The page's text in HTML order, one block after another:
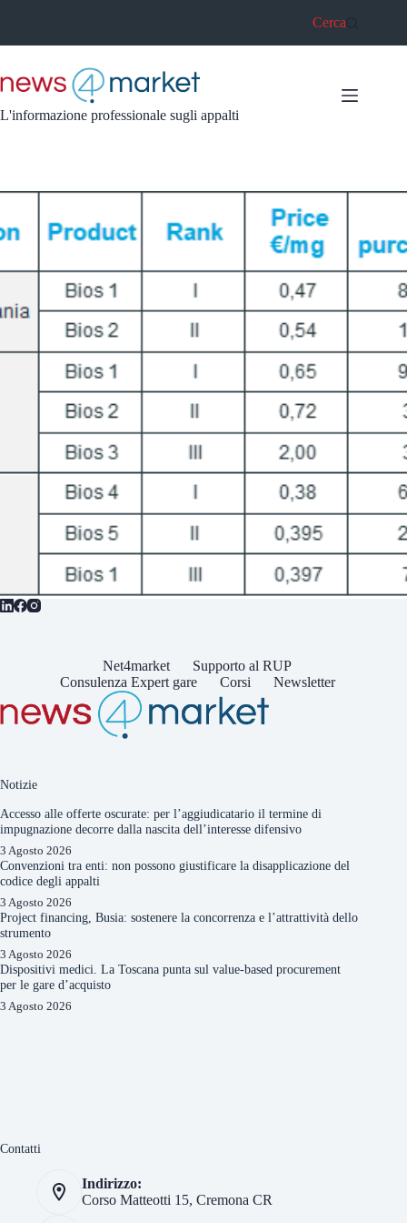
Cerca
L'informazione professionale sugli appalti
Net4market
Supporto al RUP
Consulenza Expert gare
Corsi Newsletter
Notizie
Accesso alle offerte oscurate: per l’aggiudicatario il termine di
impugnazione decorre dalla nascita dell’interesse difensivo
3 Agosto 2026
Convenzioni tra enti: non possono giustificare la disapplicazione del
codice degli appalti
3 Agosto 2026
Project financing, Busia: sostenere la concorrenza e l’attrattività dello
strumento
3 Agosto 2026
Dispositivi medici. La Toscana punta sul value-based procurement
per le gare d’acquisto
3 Agosto 2026
Contatti
Indirizzo:
Corso Matteotti 15, Cremona CR